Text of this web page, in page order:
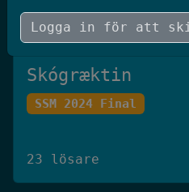
19 lösare
Skógræktin
SSM 2024 Final
23 lösare